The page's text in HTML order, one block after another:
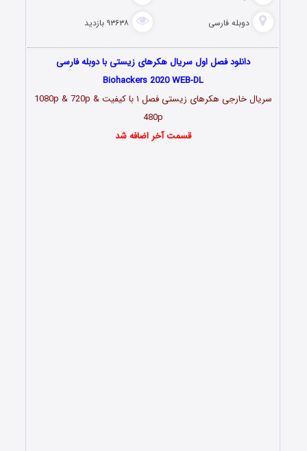
دوبله فارسی ۹۳۶۳۸ بازدید
دانلود فصل اول سریال هکرهای زیستی با دوبله فارسی
Biohackers 2020 WEB-DL
سریال خارجی هکرهای زیستی فصل ۱ با کیفیت 1080p & 720p &
480p
قسمت آخر اضافه شد